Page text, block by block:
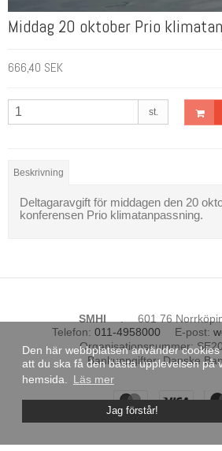
Den här webbplatsen använder
att du ska få den bästa upplevelsen på
hemsida.
Läs mer
Jag förstår!
Middag 20 oktober Prio
666,40 SEK
st.
Beskrivning
Deltagaravgift för middagen den 20
konferensen Prio klimatanpassning.
SMHI 601 76
Telefon: 011-4958000 E-post:
Organisationsnummer:
Bankuppgifter:Danske